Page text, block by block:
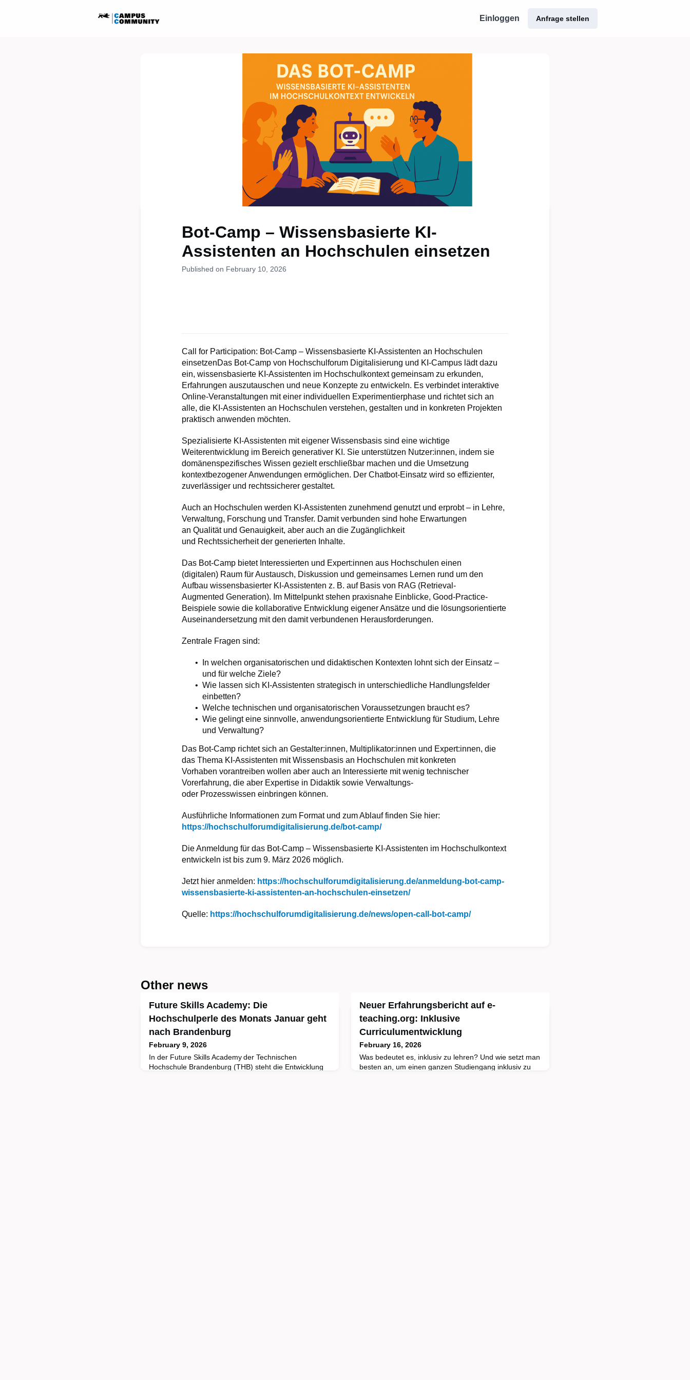
Ausschreibungen/Jobs Kontakt/Recht
Einloggen Anfrage stellen
Bot-Camp – Wissensbasierte KI-
Assistenten an Hochschulen einsetzen
Published on February 10, 2026
Call for Participation: Bot-Camp – Wissensbasierte KI-Assistenten an Hochschulen
einsetzenDas Bot-Camp von Hochschulforum Digitalisierung und KI-Campus lädt dazu
ein, wissensbasierte KI-Assistenten im Hochschulkontext gemeinsam zu erkunden,
Erfahrungen auszutauschen und neue Konzepte zu entwickeln. Es verbindet interaktive
Online-Veranstaltungen mit einer individuellen Experimentierphase und richtet sich an
alle, die KI-Assistenten an Hochschulen verstehen, gestalten und in konkreten Projekten
praktisch anwenden möchten.
Spezialisierte KI-Assistenten mit eigener Wissensbasis sind eine wichtige
Weiterentwicklung im Bereich generativer KI. Sie unterstützen Nutzer:innen, indem sie
domänenspezifisches Wissen gezielt erschließbar machen und die Umsetzung
kontextbezogener Anwendungen ermöglichen. Der Chatbot-Einsatz wird so effizienter,
zuverlässiger und rechtssicherer gestaltet.
Auch an Hochschulen werden KI-Assistenten zunehmend genutzt und erprobt – in Lehre,
Verwaltung, Forschung und Transfer. Damit verbunden sind hohe Erwartungen
an Qualität und Genauigkeit, aber auch an die Zugänglichkeit
und Rechtssicherheit der generierten Inhalte.
Das Bot-Camp bietet Interessierten und Expert:innen aus Hochschulen einen
(digitalen) Raum für Austausch, Diskussion und gemeinsames Lernen rund um den
Aufbau wissensbasierter KI-Assistenten z. B. auf Basis von RAG (Retrieval-
Augmented Generation). Im Mittelpunkt stehen praxisnahe Einblicke, Good-Practice-
Beispiele sowie die kollaborative Entwicklung eigener Ansätze und die lösungsorientierte
Auseinandersetzung mit den damit verbundenen Herausforderungen.
Zentrale Fragen sind:
In welchen organisatorischen und didaktischen Kontexten lohnt sich der Einsatz –
und für welche Ziele?
Wie lassen sich KI-Assistenten strategisch in unterschiedliche Handlungsfelder
einbetten?
Welche technischen und organisatorischen Voraussetzungen braucht es?
Wie gelingt eine sinnvolle, anwendungsorientierte Entwicklung für Studium, Lehre
und Verwaltung?
Das Bot-Camp richtet sich an Gestalter:innen, Multiplikator:innen und Expert:innen, die
das Thema KI-Assistenten mit Wissensbasis an Hochschulen mit konkreten
Vorhaben vorantreiben wollen aber auch an Interessierte mit wenig technischer
Vorerfahrung, die aber Expertise in Didaktik sowie Verwaltungs-
oder Prozesswissen einbringen können.
Ausführliche Informationen zum Format und zum Ablauf finden Sie hier:
https://hochschulforumdigitalisierung.de/bot-camp/
Die Anmeldung für das Bot-Camp – Wissensbasierte KI-Assistenten im Hochschulkontext
entwickeln ist bis zum 9. März 2026 möglich.
Jetzt hier anmelden: https://hochschulforumdigitalisierung.de/anmeldung-bot-camp-
wissensbasierte-ki-assistenten-an-hochschulen-einsetzen/
Quelle: https://hochschulforumdigitalisierung.de/news/open-call-bot-camp/
Other news
Future Skills Academy: Die
Hochschulperle des Monats Januar geht
nach Brandenburg
February 9, 2026
In der Future Skills Academy der Technischen
Hochschule Brandenburg (THB) steht die Entwicklung
Neuer Erfahrungsbericht auf e-
teaching.org: Inklusive
Curriculumentwicklung
February 16, 2026
Was bedeutet es, inklusiv zu lehren? Und wie setzt man
besten an, um einen ganzen Studiengang inklusiv zu